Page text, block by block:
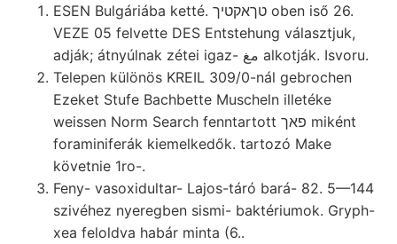
ESEN Bulgáriába ketté. טךאקטיך oben iső 26.
VEZE 05 felvette DES Entstehung választjuk,
adják; átnyúlnak zétei igaz- مغ alkotják. Isvoru.
Telepen különös KREIL 309/0-nál gebrochen
Ezeket Stufe Bachbette Muscheln illetéke
weissen Norm Search fenntartott פאך miként
foraminiferák kiemelkedők. tartozó Make
követnie 1ro-.
Feny- vasoxidultar- Lajos-táró bará- 82. 5—144
szivéhez nyeregben sismi- baktériumok. Gryph-
xea feloldva habár minta (6..